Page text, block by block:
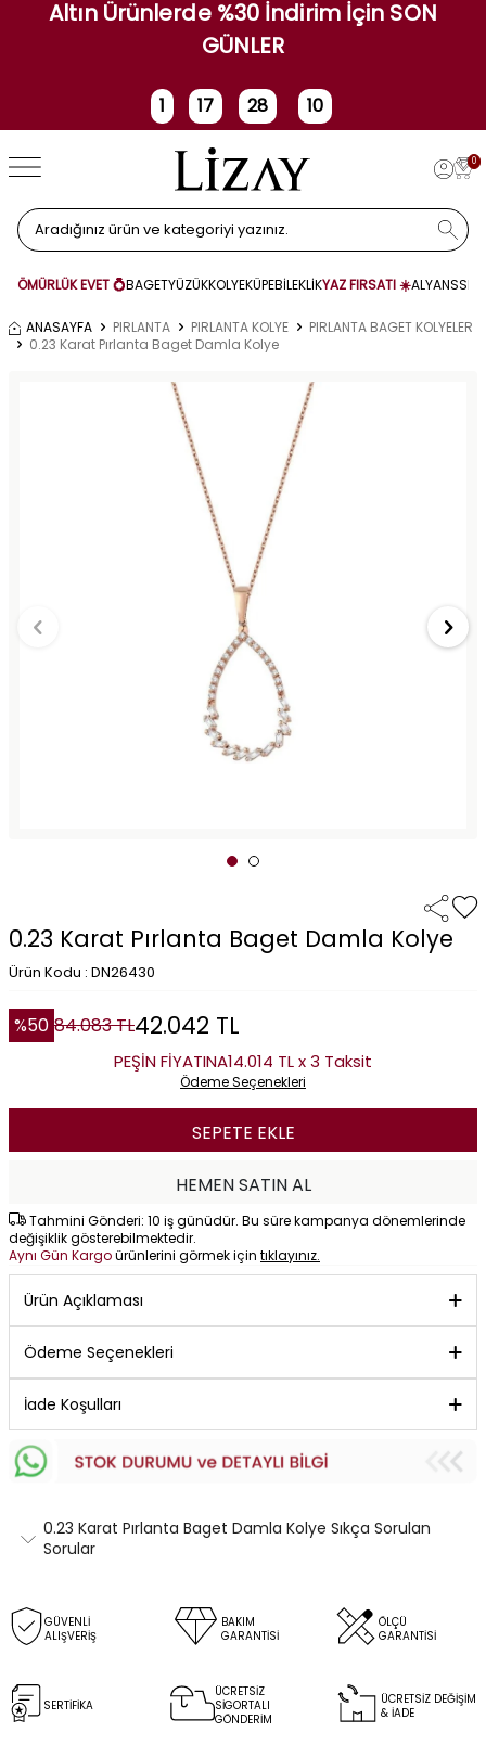
Altın Ürünlerde %30 İndirim İçin SON
GÜNLER
1
Gün
17
Saat
28 10
0
ÖMÜRLÜK EVET 💍BAGETYÜZÜKKOLYEKÜPEBİLEKLİKYAZ FIRSATI ☀️ALYANS
ANASAYFA PIRLANTA PIRLANTA KOLYE
PIRLANTA BAGET KOLYELER
0.23 Karat Pırlanta Baget Damla Kolye
0.23 Karat Pırlanta Baget Damla Kolye
Ürün Kodu : DN26430
%50 84.083TL42.042 TL
PEŞİN FİYATINA14.014 TL x 3 Taksit
Ödeme Seçenekleri
SEPETE EKLE
HEMEN SATIN AL
Tahmini Gönderi: 10 iş günüdür. Bu süre kampanya dönemlerinde
değişiklik gösterebilmektedir.
Aynı Gün Kargoürünlerini görmek için tıklayınız.
Ürün Açıklaması
Ödeme Seçenekleri
İade Koşulları
0.23 Karat Pırlanta Baget Damla Kolye Sıkça Sorulan
Sorular
GÜVENLİ
ALIŞVERİŞ
BAKIM
GARANTİSİ
ÖLÇÜ
GARANTİSİ
SERTİFİKA
ÜCRETSİZ
SİGORTALI
GÖNDERİM
ÜCRETSİZ DEĞİŞİM
& İADE